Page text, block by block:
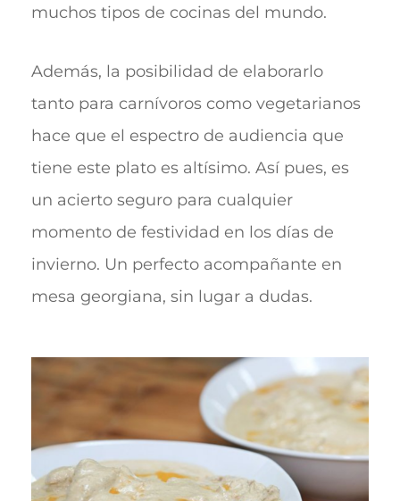
muchos tipos de cocinas del mundo.
Además, la posibilidad de elaborarlo
tanto para carnívoros como vegetarianos
hace que el espectro de audiencia que
tiene este plato es altísimo. Así pues, es
un acierto seguro para cualquier
momento de festividad en los días de
invierno. Un perfecto acompañante en
mesa georgiana, sin lugar a dudas.